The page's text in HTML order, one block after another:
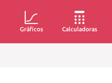
Gráficos Calculadoras